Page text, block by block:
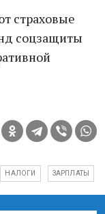
страховые
соцзащиты
НАЛОГИ ЗАРПЛАТЫ